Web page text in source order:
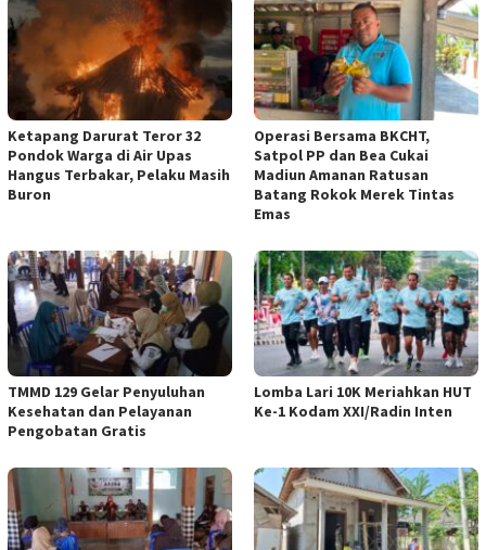
Ketapang Darurat Teror 32
Pondok Warga di Air Upas
Hangus Terbakar, Pelaku Masih
Buron
Operasi Bersama BKCHT,
Satpol PP dan Bea Cukai
Madiun Amanan Ratusan
Batang Rokok Merek Tintas
Emas
TMMD 129 Gelar Penyuluhan
Kesehatan dan Pelayanan
Pengobatan Gratis
Lomba Lari 10K Meriahkan HUT
Ke-1 Kodam XXI/Radin Inten